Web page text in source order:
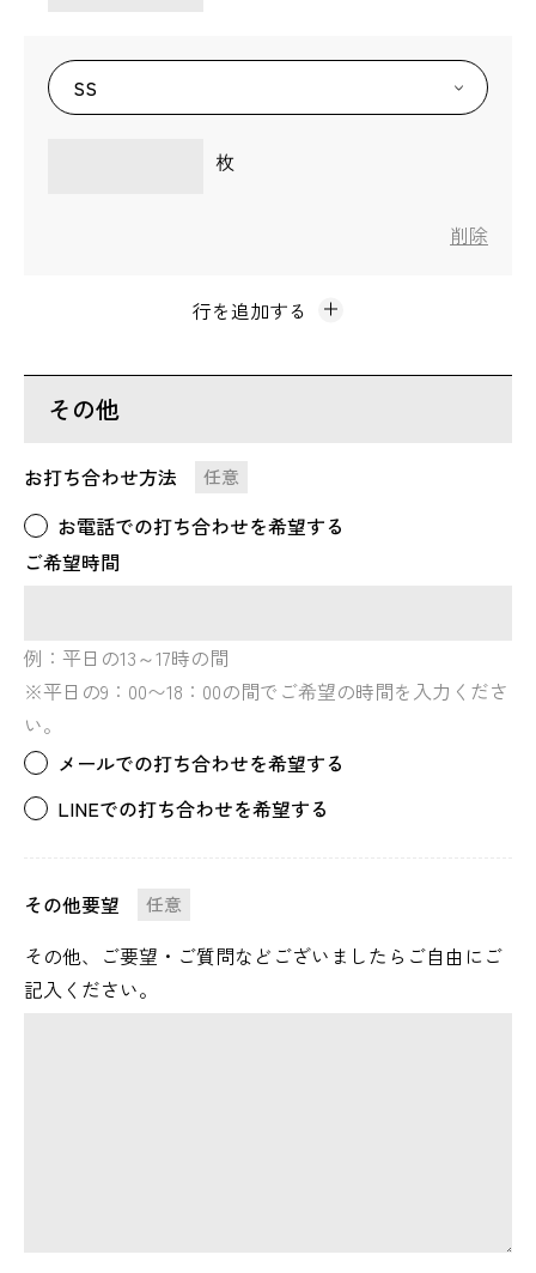
枚
その他
お打ち合わせ方法 任意
お電話での打ち合わせを希望する
ご希望時間
例：平日の13～17時の間
※平日の9：00〜18：00の間でご希望の時間を入力くださ
い。
メールでの打ち合わせを希望する
LINEでの打ち合わせを希望する
その他要望 任意
その他、ご要望・ご質問などございましたらご自由にご
記入ください。